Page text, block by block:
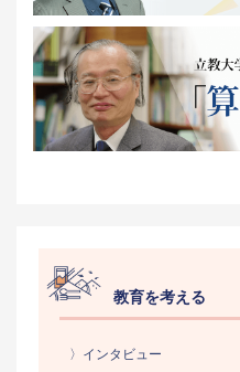
教育を考える
〉インタビュー